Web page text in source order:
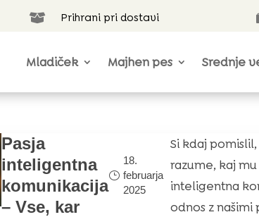
 Prihrani pri dostavi
Mladiček Majhen pes Srednje
Pasja
inteligentna
komunikacija
– Vse, kar
18.
februarja
2025
Si kdaj
razume, kaj
inteligentna
odnos z našimi